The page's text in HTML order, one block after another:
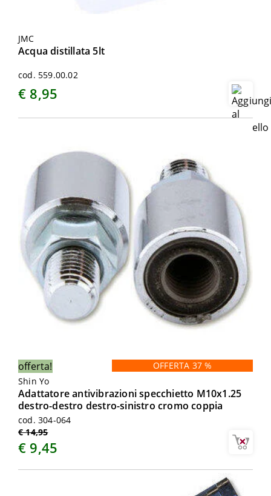
JMC
Acqua distillata 5lt
cod. 559.00.02
€ 8,95
offerta!
OFFERTA 37 %
Shin Yo
Adattatore antivibrazioni specchietto M10x1.25
destro-destro destro-sinistro cromo coppia
cod. 304-064
€ 14,95
€ 9,45